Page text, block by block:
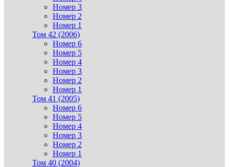
Номер 3
Номер 2
Номер 1
Том 42 (2006)
Номер 6
Номер 5
Номер 4
Номер 3
Номер 2
Номер 1
Том 41 (2005)
Номер 6
Номер 5
Номер 4
Номер 3
Номер 2
Номер 1
Том 40 (2004)